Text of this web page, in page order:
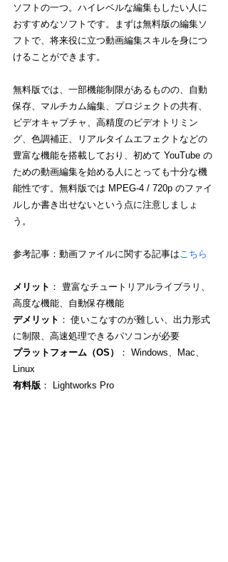
ソフトの一つ。ハイレベルな編集もしたい人に
おすすめなソフトです。まずは無料版の編集ソ
フトで、将来役に立つ動画編集スキルを身につ
けることができます。
無料版では、一部機能制限があるものの、自動
保存、マルチカム編集、プロジェクトの共有、
ビデオキャプチャ、高精度のビデオトリミン
グ、色調補正、リアルタイムエフェクトなどの
豊富な機能を搭載しており、初めて YouTube の
ための動画編集を始める人にとっても十分な機
能性です。無料版では MPEG-4 / 720p のファイ
ルしか書き出せないという点に注意しましょ
う。
参考記事：動画ファイルに関する記事はこちら
メリット ： 豊富なチュートリアルライブラリ、
高度な機能、自動保存機能
デメリット ： 使いこなすのが難しい、出力形式
に制限、高速処理できるパソコンが必要
プラットフォーム（OS）
： Windows、Mac、
Linux
有料版 ： Lightworks Pro